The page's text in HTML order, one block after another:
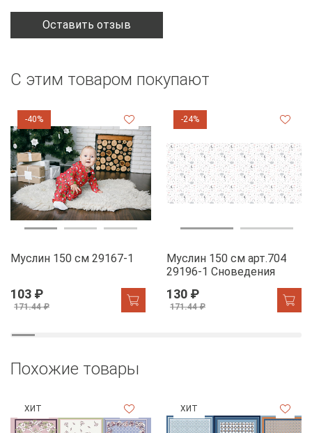
Оставить отзыв
С этим товаром покупают
-40%
Муслин 150 см 29167-1
103 ₽
171.44 ₽
-24%
Муслин 150 см арт.704
29196-1 Сноведения
130 ₽
171.44 ₽
Похожие товары
ХИТ ХИТ